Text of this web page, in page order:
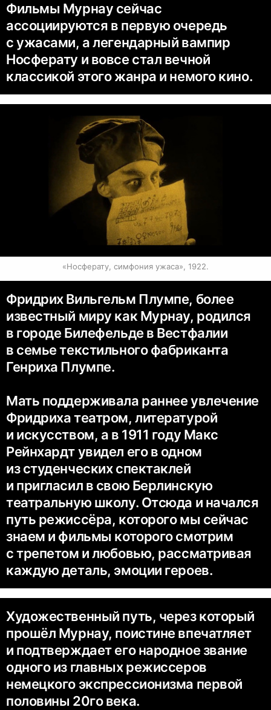
Фильмы Мурнау сейчас
ассоциируются в первую очередь
с ужасами, а легендарный вампир
Носферату и вовсе стал вечной
классикой этого жанра и немого кино.
«Носферату, симфония ужаса», 1922.
Фридрих Вильгельм Плумпе, более
известный миру как Мурнау, родился
в городе Билефельде в Вестфалии
в семье текстильного фабриканта
Генриха Плумпе.
Мать поддерживала раннее увлечение
Фридриха театром, литературой
и искусством, а в 1911 году Макс
Рейнхардт увидел его в одном
из студенческих спектаклей
и пригласил в свою Берлинскую
театральную школу. Отсюда и начался
путь режиссёра, которого мы сейчас
знаем и фильмы которого смотрим
с трепетом и любовью, рассматривая
каждую деталь, эмоции героев.
Художественный путь, через который
прошёл Мурнау, поистине впечатляет
и подтверждает его народное звание
одного из главных режиссеров
немецкого экспрессионизма первой
половины 20го века.